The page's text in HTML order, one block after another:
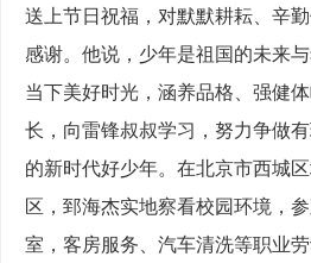
送上节日祝福，对默默耕耘、辛
感谢。他说，少年是祖国的未来
当下美好时光，涵养品格、强健
长，向雷锋叔叔学习，努力争做
的新时代好少年。在北京市西城
区，郅海杰实地察看校园环境，
室，客房服务、汽车清洗等职业